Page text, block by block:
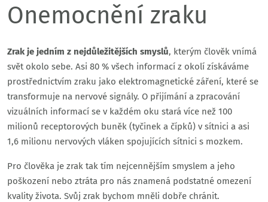
Onemocnění zraku
Zrak je jedním z nejdůležitějších smyslů, kterým člověk vnímá
svět okolo sebe. Asi 80 % všech informací z okolí získáváme
prostřednictvím zraku jako elektromagnetické záření, které se
transformuje na nervové signály. O přijímání a zpracování
vizuálních informací se v každém oku stará více než 100
milionů receptorových buněk (tyčinek a čípků) v sítnici a asi
1,6 milionu nervových vláken spojujících sítnici s mozkem.
Pro člověka je zrak tak tím nejcennějším smyslem a jeho
poškození nebo ztráta pro nás znamená podstatné omezení
kvality života. Svůj zrak bychom mněli dobře chránit.